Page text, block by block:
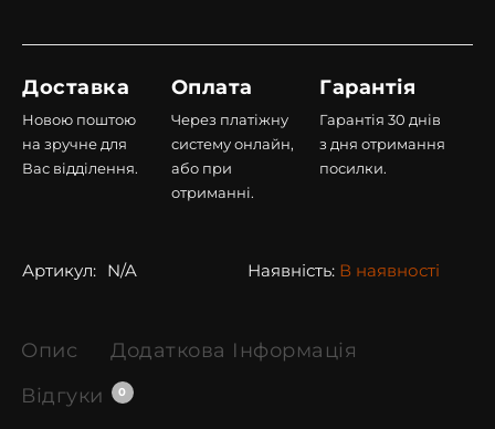
Доставка
Новою поштою
на зручне для
Вас відділення.
Оплата
Через платіжну
систему онлайн,
або при
отриманні.
Гарантія
Гарантія 30 днів
з дня отримання
посилки.
Артикул: N/A Наявність: В наявності
Опис
Додаткова Інформація
Відгуки
0